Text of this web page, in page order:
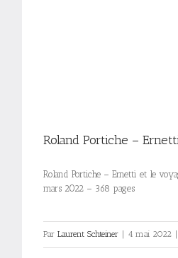
Roland Portiche –
Roland Portiche – Ernetti et le
mars 2022 – 368 pages
Par Laurent Schteiner 4 mai 2022